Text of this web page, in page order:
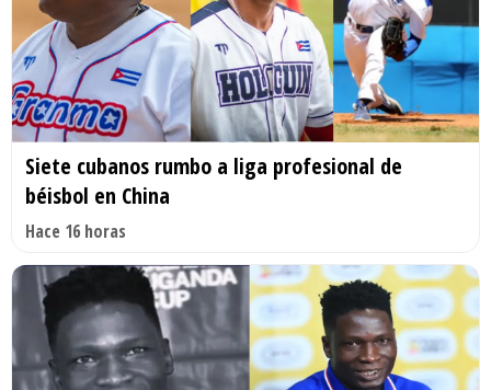
Siete cubanos rumbo a liga profesional de
béisbol en China
Hace 16 horas